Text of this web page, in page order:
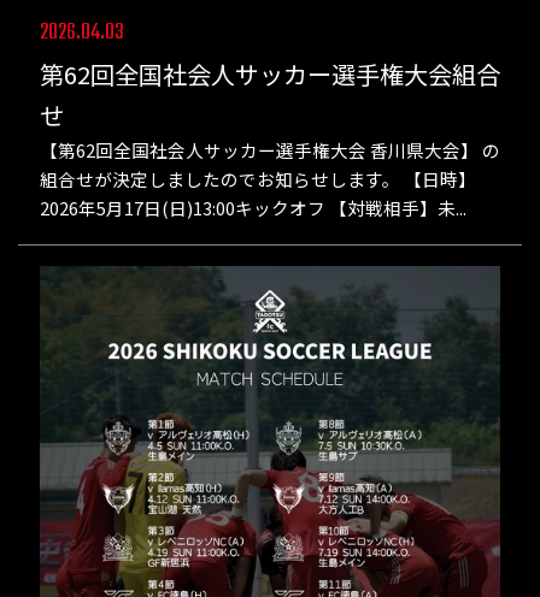
2026.04.03
第62回全国社会人サッカー選手権大会組合
せ
【第62回全国社会人サッカー選手権大会 香川県大会】 の
組合せが決定しましたのでお知らせします。 【日時】
2026年5月17日(日)13:00キックオフ 【対戦相手】未...